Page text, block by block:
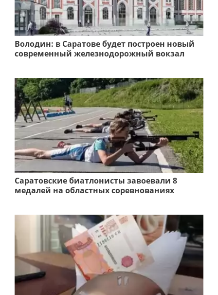
Володин: в Саратове будет построен новый
современный железнодорожный вокзал
Саратовские биатлонисты завоевали 8
медалей на областных соревнованиях